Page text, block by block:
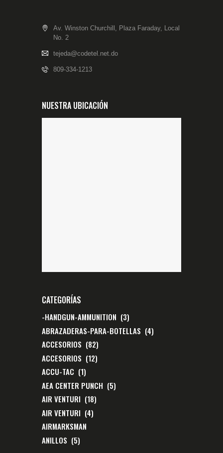
Av. Winston Churchill, Plaza Faraday, Local
No. 2
tejeda@codetel.net.do
809-334-1213
NUESTRA UBICACIÓN
CATEGORÍAS
-HANDGUN-AMMUNITION (3)
ABRAZADERAS-PARA-BOTELLAS (4)
ACCESORIOS (82)
ACCESORIOS (12)
ACCU-TAC (1)
AEA CENTER PUNCH (5)
AIR VENTURI (18)
AIR VENTURI (4)
AIRMARKSMAN
ANILLOS (5)